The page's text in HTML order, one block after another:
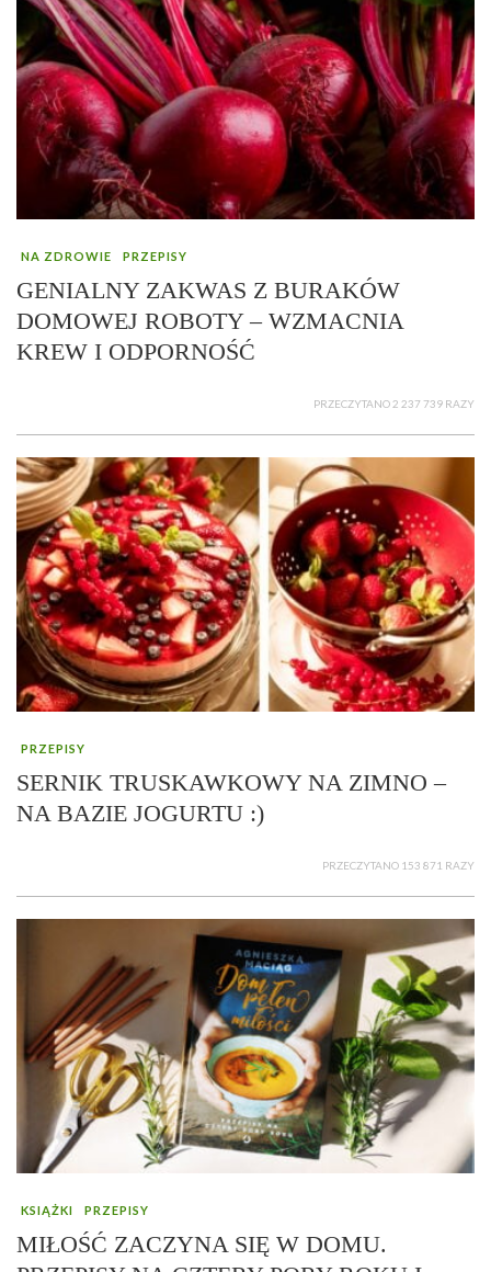
NA ZDROWIE PRZEPISY
GENIALNY ZAKWAS Z BURAKÓW
DOMOWEJ ROBOTY – WZMACNIA
KREW I ODPORNOŚĆ
PRZECZYTANO 2 237 739 RAZY
PRZEPISY
SERNIK TRUSKAWKOWY NA ZIMNO –
NA BAZIE JOGURTU :)
PRZECZYTANO 153 871 RAZY
KSIĄŻKI PRZEPISY
MIŁOŚĆ ZACZYNA SIĘ W DOMU.